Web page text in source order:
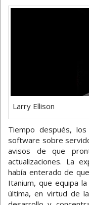
Larry Ellison
Tiempo después,
software sobre
avisos de que
actualizaciones. La
había enterado de
Itanium, que equipa
última, en virtud de